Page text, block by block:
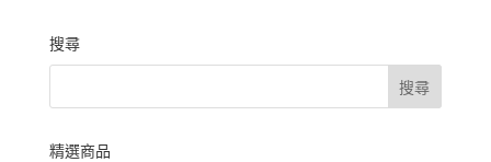
搜尋
精選商品